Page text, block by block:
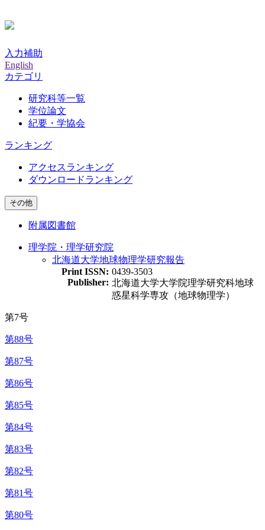
入力補助
English
カテゴリ
研究科等一覧
学位論文
紀要・学協会
ランキング
アクセスランキング
ダウンロードランキング
その他
附属図書館
理学院・理学研究院
北海道大学地球物理学研究報告
Print ISSN: 0439-3503
Publisher: 北海道大学大学院理学研究科地球
惑星科学専攻（地球物理学）
第7号
第88号
第87号
第86号
第85号
第84号
第83号
第82号
第81号
第80号